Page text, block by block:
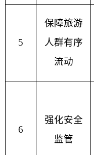
5
保障旅游
人群有序
流动
6
强化安全
监管